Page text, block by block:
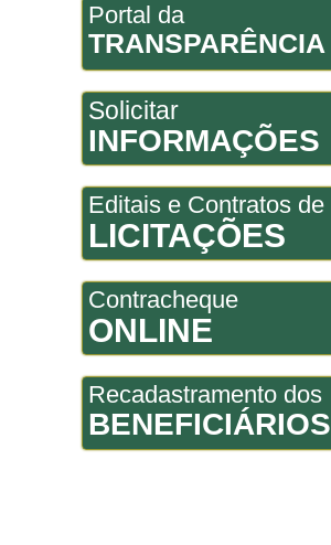
Portal da
TRANSPARÊNCIA
Solicitar
INFORMAÇÕES
Editais e Contratos de
LICITAÇÕES
Contracheque
ONLINE
Recadastramento dos
BENEFICIÁRIOS